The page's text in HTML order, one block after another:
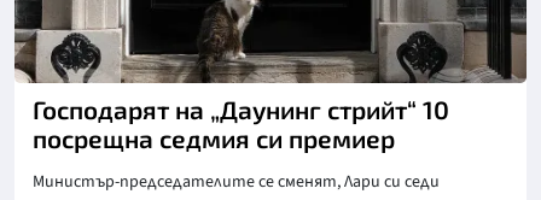
Господарят на „Даунинг стрийт“ 10
посрещна седмия си премиер
Министър-председателите се сменят, Лари си седи